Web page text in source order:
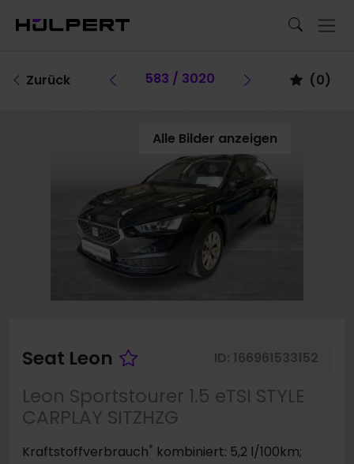
Zurück Vorheriges Fahrzeug
583 / 3020 Vorheriges
(0)
Alle Bilder anzeigen
Seat Leon Fahrzeug merken
ID: 166961533152
Leon Sportstourer 1.5 eTSI STYLE
CARPLAY SITZHZG
Kraftstoffverbrauch* kombiniert: 5,2 l/100km;